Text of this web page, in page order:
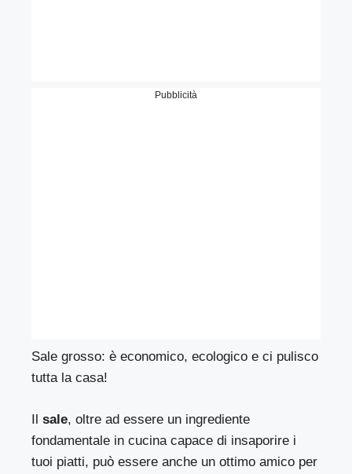
Pubblicità
Sale grosso: è economico, ecologico e ci pulisco
tutta la casa!
Ilsale, oltre ad essere un ingrediente
fondamentale in cucina capace di insaporire i
tuoi piatti, può essere anche un ottimo amico per